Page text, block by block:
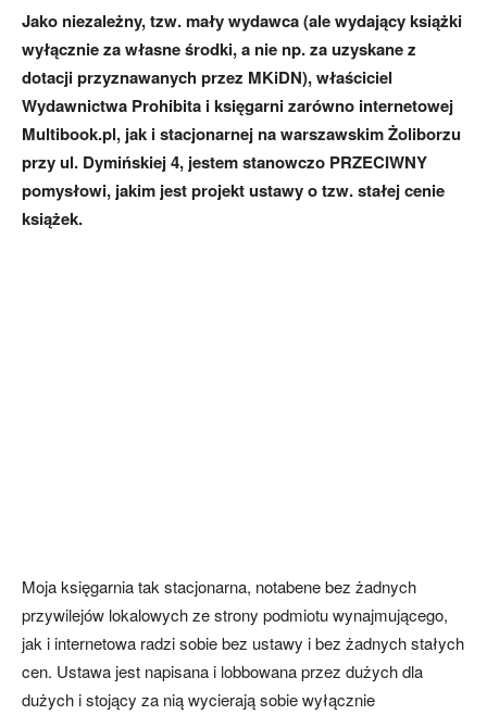
Jako niezależny, tzw. mały wydawca (ale wydający książki
wyłącznie za własne środki, a nie np. za uzyskane z
dotacji przyznawanych przez MKiDN), właściciel
Wydawnictwa Prohibita i księgarni zarówno internetowej
Multibook.pl, jak i stacjonarnej na warszawskim Żoliborzu
przy ul. Dymińskiej 4, jestem stanowczo PRZECIWNY
pomysłowi, jakim jest projekt ustawy o tzw. stałej cenie
książek.
Moja księgarnia tak stacjonarna, notabene bez żadnych
przywilejów lokalowych ze strony podmiotu wynajmującego,
jak i internetowa radzi sobie bez ustawy i bez żadnych stałych
cen. Ustawa jest napisana i lobbowana przez dużych dla
dużych i stojący za nią wycierają sobie wyłącznie